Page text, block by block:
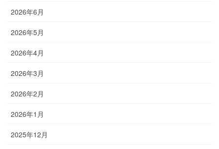
2026年6月
2026年5月
2026年4月
2026年3月
2026年2月
2026年1月
2025年12月